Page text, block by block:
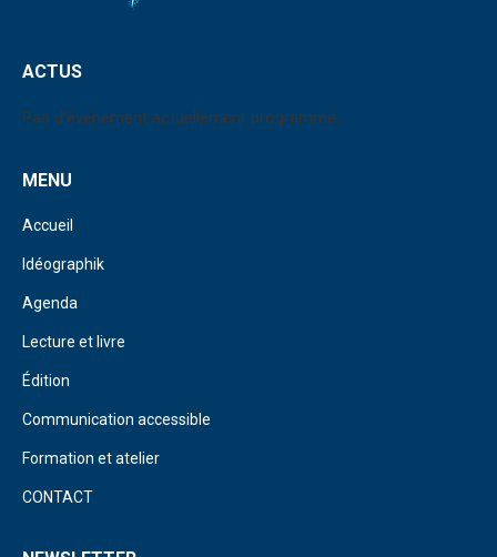
ACTUS
Pas d'événement actuellement programmé.
MENU
Accueil
Idéographik
Agenda
Lecture et livre
Édition
Communication accessible
Formation et atelier
CONTACT